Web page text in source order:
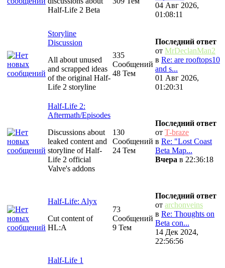
Half-Life 2 Beta
04 Авг 2026,
01:08:11
Storyline
Discussion
All about unused
and scrapped ideas
of the original Half-
Life 2 storyline
335
Сообщений
48 Тем
Последний ответ
от MrDeclanMan2
в Re: are rooftops10
and s...
01 Авг 2026,
01:20:31
Half-Life 2:
Aftermath/Episodes
Discussions about
leaked content and
storyline of Half-
Life 2 official
Valve's addons
130
Сообщений
24 Тем
Последний ответ
от T-braze
в Re: "Lost Coast
Beta Map...
Вчера в 22:36:18
Half-Life: Alyx
Cut content of
HL:A
73
Сообщений
9 Тем
Последний ответ
от archonveins
в Re: Thoughts on
Beta con...
14 Дек 2024,
22:56:56
Half-Life 1